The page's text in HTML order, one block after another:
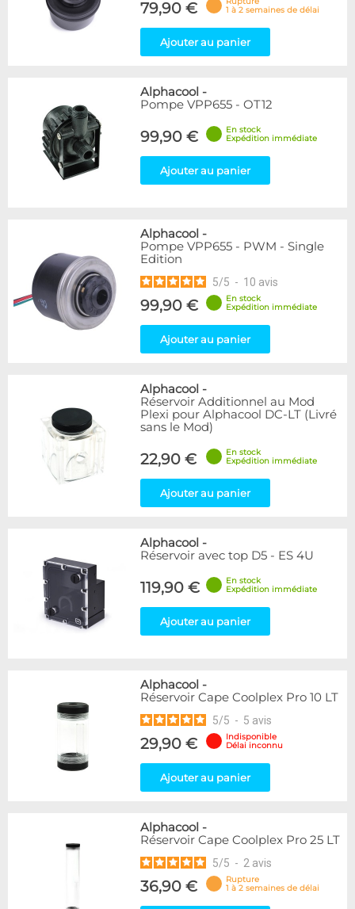
79,90 €
1 à 2 semaines de délai
Ajouter au panier
Alphacool -
Pompe VPP655 - OT12
99,90 €
En stock
Expédition immédiate
Ajouter au panier
Alphacool -
Pompe VPP655 - PWM - Single
Edition
5/5 - 10 avis
99,90 €
En stock
Expédition immédiate
Ajouter au panier
Alphacool -
Réservoir Additionnel au Mod
Plexi pour Alphacool DC-LT (Livré
sans le Mod)
22,90 €
En stock
Expédition immédiate
Ajouter au panier
Alphacool -
Réservoir avec top D5 - ES 4U
119,90 €
En stock
Expédition immédiate
Ajouter au panier
Alphacool -
Réservoir Cape Coolplex Pro 10 LT
5/5 - 5 avis
29,90 €
Indisponible
Délai inconnu
Ajouter au panier
Alphacool -
Réservoir Cape Coolplex Pro 25 LT
5/5 - 2 avis
36,90 €
Rupture
1 à 2 semaines de délai